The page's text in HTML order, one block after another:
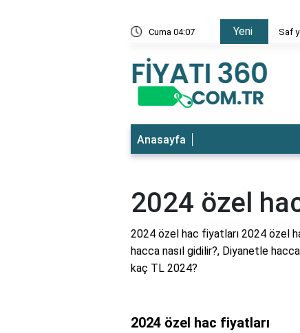
Cuma 04:07 Yeni Saf
Anasayfa
2024 özel
2024 özel hac fiyatları 2024 özel
hacca nasıl gidilir?, Diyanetle
kaç TL 2024?
2024 özel hac fiyatları